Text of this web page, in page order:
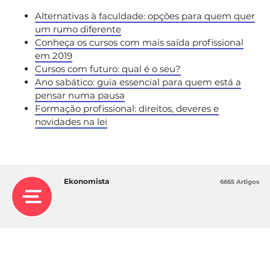
Alternativas à faculdade: opções para quem quer
um rumo diferente
Conheça os cursos com mais saída profissional
em 2019
Cursos com futuro: qual é o seu?
Ano sabático: guia essencial para quem está a
pensar numa pausa
Formação profissional: direitos, deveres e
novidades na lei
Ekonomista 6665 Artigos